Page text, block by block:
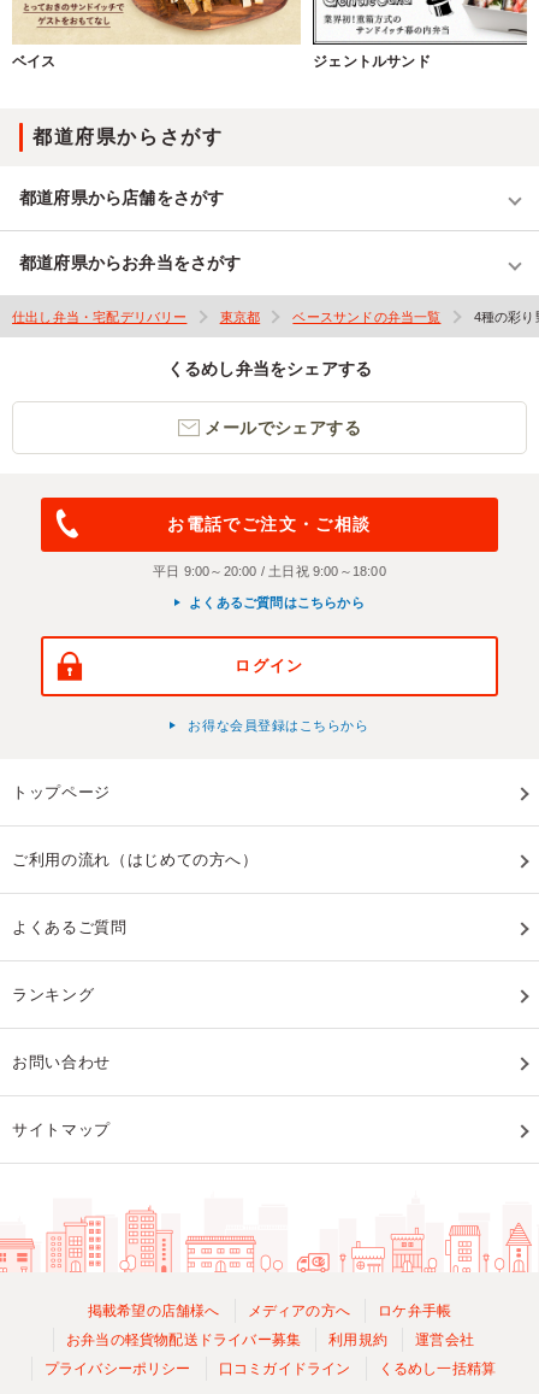
ベイス ジェントルサンド
都道府県からさがす
都道府県から店舗をさがす
都道府県からお弁当をさがす
仕出し弁当・宅配デリバリー 東京都 ベースサンドの弁当一覧 4種の彩り
くるめし弁当をシェアする
メールでシェアする
お電話でご注文・ご相談
平日 9:00～20:00 / 土日祝 9:00～18:00
よくあるご質問はこちらから
ログイン
お得な会員登録はこちらから
トップページ
ご利用の流れ（はじめての方へ）
よくあるご質問
ランキング
お問い合わせ
サイトマップ
掲載希望の店舗様へ メディアの方へ
ロケ弁手帳
お弁当の軽貨物配送ドライバー募集
利用規約
運営会社
プライバシーポリシー
口コミガイドライン くるめし一括精算